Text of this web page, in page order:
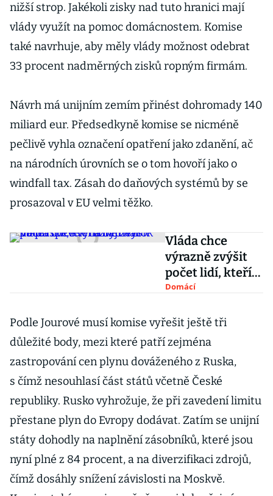
nižší strop. Jakékoli zisky nad tuto hranici mají
vlády využít na pomoc domácnostem. Komise
také navrhuje, aby měly vlády možnost odebrat
33 procent nadměrných zisků ropným firmám.
Návrh má unijním zemím přinést dohromady 140
miliard eur. Předsedkyně komise se nicméně
pečlivě vyhla označení opatření jako zdanění, ač
na národních úrovních se o tom hovoří jako o
windfall tax. Zásah do daňových systémů by se
prosazoval v EU velmi těžko.
Vláda chce
výrazně zvýšit
počet lidí, kteří
mají nárok na
bydlení
Domácí
Podle Jourové musí komise vyřešit ještě tři
důležité body, mezi které patří zejména
zastropování cen plynu dováženého z Ruska,
s čímž nesouhlasí část států včetně České
republiky. Rusko vyhrožuje, že při zavedení limitu
přestane plyn do Evropy dodávat. Zatím se unijní
státy dohodly na naplnění zásobníků, které jsou
nyní plné z 84 procent, a na diverzifikaci zdrojů,
čímž dosáhly snížení závislosti na Moskvě.